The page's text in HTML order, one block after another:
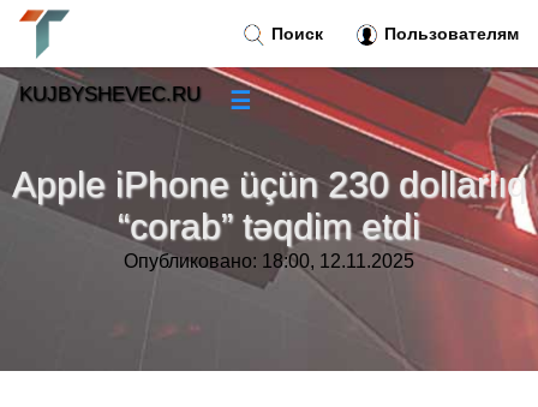
Apple iPhone üçün 230 dollarlıq
“corab” təqdim etdi
Опубликовано: 18:00, 12.11.2025
Поиск Пользователям
KUJBYSHEVEC.RU ☰
»
Тренды новостей»
»